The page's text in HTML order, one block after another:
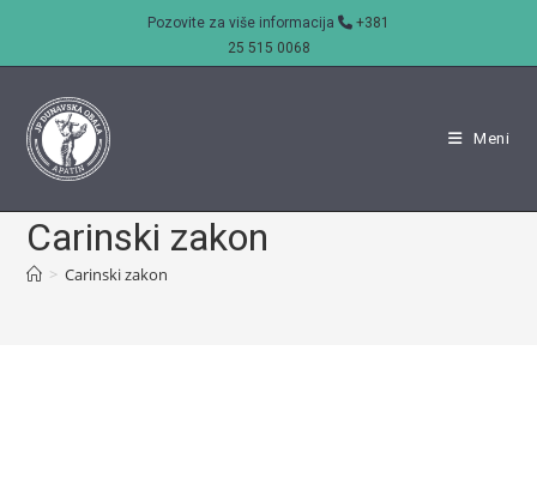
content
Pozovite za više informacija
+381
25 515 0068
Meni
Carinski zakon
> Carinski zakon